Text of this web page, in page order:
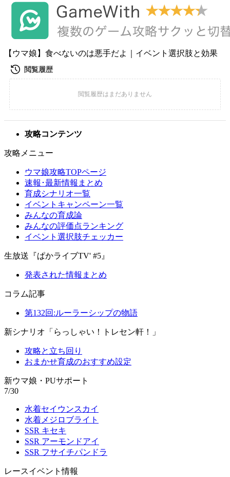
【ウマ娘】食べないのは悪手だよ｜イベント選択肢と効果
攻略コンテンツ
攻略メニュー
ウマ娘攻略TOPページ
速報･最新情報まとめ
育成シナリオ一覧
イベントキャンペーン一覧
みんなの育成論
みんなの評価点ランキング
イベント選択肢チェッカー
生放送『ぱかライブTV' #5』
発表された情報まとめ
コラム記事
第132回:ルーラーシップの物語
新シナリオ「らっしゃい！トレセン軒！」
攻略と立ち回り
おまかせ育成のおすすめ設定
新ウマ娘・PUサポート
7/30
水着セイウンスカイ
水着メジロブライト
SSR キセキ
SSR アーモンドアイ
SSR フサイチパンドラ
レースイベント情報